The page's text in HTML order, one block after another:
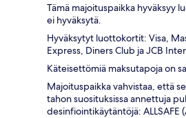
Tämä majoituspaikka hyväksyy
ei hyväksytä.
Hyväksytyt luottokortit: Visa,
Express, Diners Club ja JCB
Käteisettömiä maksutapoja on
Majoituspaikka vahvistaa, että
tahon suosituksissa annettuja
desinfiointikäytäntöjä: ALLSAFE